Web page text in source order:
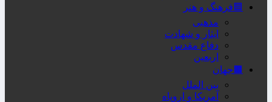
🟦فرهنگ و هنر
مذهبی
ایثار و شهادت
دفاع مقدس
اربعین
🟫جهان
بین الملل
آمریکا و اروپاه